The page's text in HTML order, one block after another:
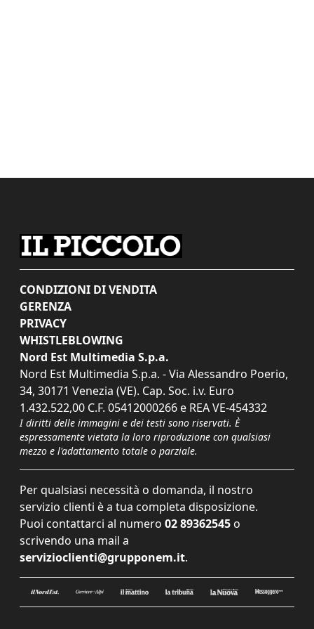
CONDIZIONI DI VENDITA
GERENZA
PRIVACY
WHISTLEBLOWING
Nord Est Multimedia S.p.a.
Nord Est Multimedia S.p.a. - Via Alessandro Poerio,
34, 30171 Venezia (VE). Cap. Soc. i.v. Euro
1.432.522,00 C.F. 05412000266 e REA VE-454332
I diritti delle immagini e dei testi sono riservati. È
espressamente vietata la loro riproduzione con qualsiasi
mezzo e l'adattamento totale o parziale.
Per qualsiasi necessità o domanda, il nostro
servizio clienti è a tua completa disposizione.
Puoi contattarci al numero 02 89362545 o
scrivendo una mail a
servizioclienti@grupponem.it.